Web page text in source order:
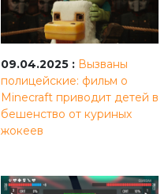
09.04.2025 : Вызваны
полицейские: фильм о
Minecraft приводит детей в
бешенство от куриных
жокеев